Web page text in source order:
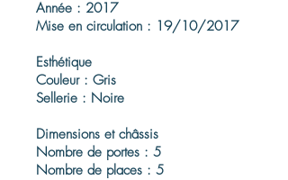
Année : 2017
Mise en circulation : 19/10/2017
Esthétique
Couleur : Gris
Sellerie : Noire
Dimensions et châssis
Nombre de portes : 5
Nombre de places : 5